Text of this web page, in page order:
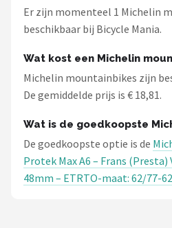
Basil
ABUS
AXA
New Looxs
BBB Cycling
Er zijn momenteel 1 Michelin
beschikbaar bij Bicycle Mania.
Wat kost een Michelin
Michelin mountainbikes zijn
De gemiddelde prijs is € 18,81.
Wat is de goedkoopste
De goedkoopste optie is de
Protek Max A6 – Frans
48mm – ETRTO-maat: 62/77-